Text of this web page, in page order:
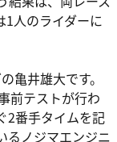
1人のライダーに
亀井雄大です。
前テストが行わ
2番手タイムを記
るノジマエンジニ